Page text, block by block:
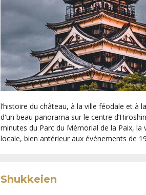
l’histoire du château, à la ville féodale et à
d'un beau panorama sur le centre
minutes du Parc du Mémorial de la Paix, la
locale, bien antérieur aux événements de
Shukkeien